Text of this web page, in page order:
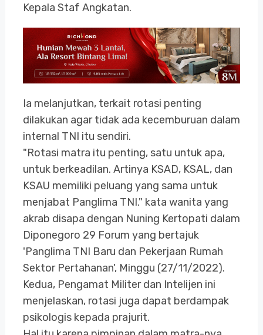
Kepala Staf Angkatan.
Ia melanjutkan, terkait rotasi penting
dilakukan agar tidak ada kecemburuan dalam
internal TNI itu sendiri.
"Rotasi matra itu penting, satu untuk apa,
untuk berkeadilan. Artinya KSAD, KSAL, dan
KSAU memiliki peluang yang sama untuk
menjabat Panglima TNI." kata wanita yang
akrab disapa dengan Nuning Kertopati dalam
Diponegoro 29 Forum yang bertajuk
'Panglima TNI Baru dan Pekerjaan Rumah
Sektor Pertahanan', Minggu (27/11/2022).
Kedua, Pengamat Militer dan Intelijen ini
menjelaskan, rotasi juga dapat berdampak
psikologis kepada prajurit.